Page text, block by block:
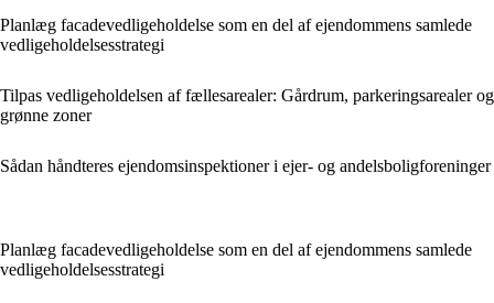
Planlæg facadevedligeholdelse som en del af ejendommens samlede
vedligeholdelsesstrategi
Tilpas vedligeholdelsen af fællesarealer: Gårdrum, parkeringsarealer og
grønne zoner
Sådan håndteres ejendomsinspektioner i ejer- og andelsboligforeninger
Planlæg facadevedligeholdelse som en del af ejendommens samlede
vedligeholdelsesstrategi